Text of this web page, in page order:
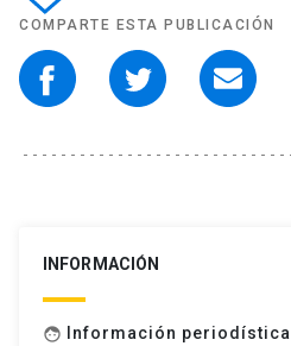
COMPARTE ESTA PUBLICACIÓN
INFORMACIÓN
face Información periodística